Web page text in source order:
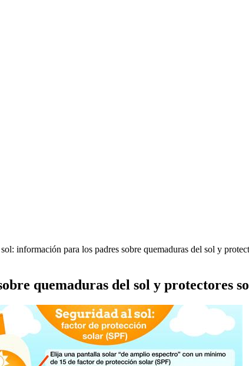
información para los padres sobre quemaduras del sol y
quemaduras del sol y protectores